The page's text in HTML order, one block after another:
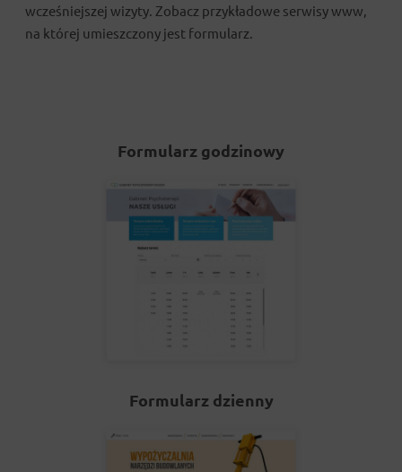
wcześniejszej wizyty. Zobacz przykładowe serwisy www,
na której umieszczony jest formularz.
Formularz godzinowy
Formularz dzienny